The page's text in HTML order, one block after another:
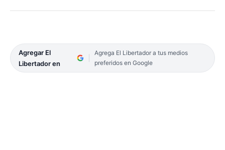
Agregar El
Libertador en
Agrega El Libertador a tus medios
preferidos en Google